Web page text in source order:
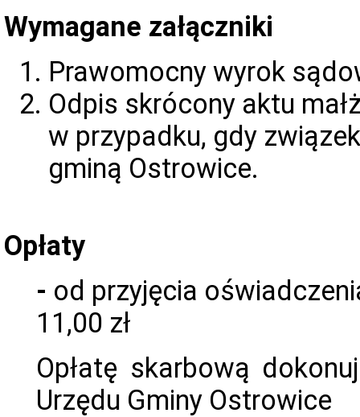
Wymagane załączniki
Prawomocny wyrok
Odpis skrócony aktu
w przypadku, gdy
gminą Ostrowice.
Opłaty
- od przyjęcia
11,00 zł
Opłatę skarbową
Urzędu Gminy Ostrowice